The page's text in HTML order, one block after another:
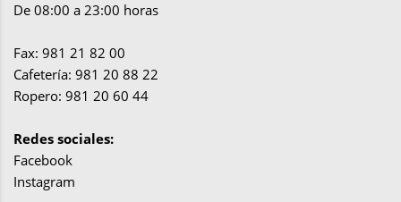
De 08:00 a 23:00 horas
Fax: 981 21 82 00
Cafetería: 981 20 88 22
Ropero: 981 20 60 44
Redes sociales:
Facebook
Instagram